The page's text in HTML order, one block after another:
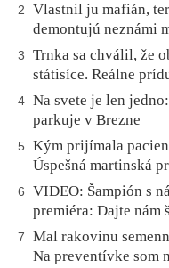
2
Vlastnil ju mafián,
demontujú neznámi
3
Trnka sa chválil, že
státisíce. Reálne
4 Na svete je len
parkuje v Brezne
5
Kým prijímala
Úspešná martinská
6
VIDEO: Šampión s
premiéra: Dajte nám
7
Mal rakovinu
Na preventívke som